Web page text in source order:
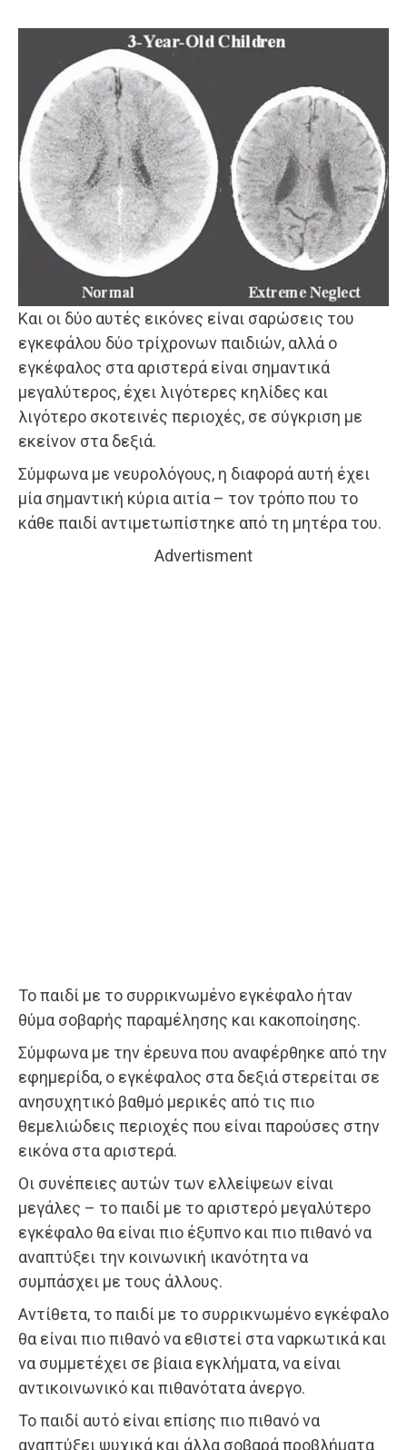
Και οι δύο αυτές εικόνες είναι σαρώσεις του
εγκεφάλου δύο τρίχρονων παιδιών, αλλά ο
εγκέφαλος στα αριστερά είναι σημαντικά
μεγαλύτερος, έχει λιγότερες κηλίδες και
λιγότερο σκοτεινές περιοχές, σε σύγκριση με
εκείνον στα δεξιά.
Σύμφωνα με νευρολόγους, η διαφορά αυτή έχει
μία σημαντική κύρια αιτία – τον τρόπο που το
κάθε παιδί αντιμετωπίστηκε από τη μητέρα του.
Advertisment
Το παιδί με το συρρικνωμένο εγκέφαλο ήταν
θύμα σοβαρής παραμέλησης και κακοποίησης.
Σύμφωνα με την έρευνα που αναφέρθηκε από την
εφημερίδα, ο εγκέφαλος στα δεξιά στερείται σε
ανησυχητικό βαθμό μερικές από τις πιο
θεμελιώδεις περιοχές που είναι παρούσες στην
εικόνα στα αριστερά.
Οι συνέπειες αυτών των ελλείψεων είναι
μεγάλες – το παιδί με το αριστερό μεγαλύτερο
εγκέφαλο θα είναι πιο έξυπνο και πιο πιθανό να
αναπτύξει την κοινωνική ικανότητα να
συμπάσχει με τους άλλους.
Αντίθετα, το παιδί με το συρρικνωμένο εγκέφαλο
θα είναι πιο πιθανό να εθιστεί στα ναρκωτικά και
να συμμετέχει σε βίαια εγκλήματα, να είναι
αντικοινωνικό και πιθανότατα άνεργο.
Το παιδί αυτό είναι επίσης πιο πιθανό να
αναπτύξει ψυχικά και άλλα σοβαρά προβλήματα